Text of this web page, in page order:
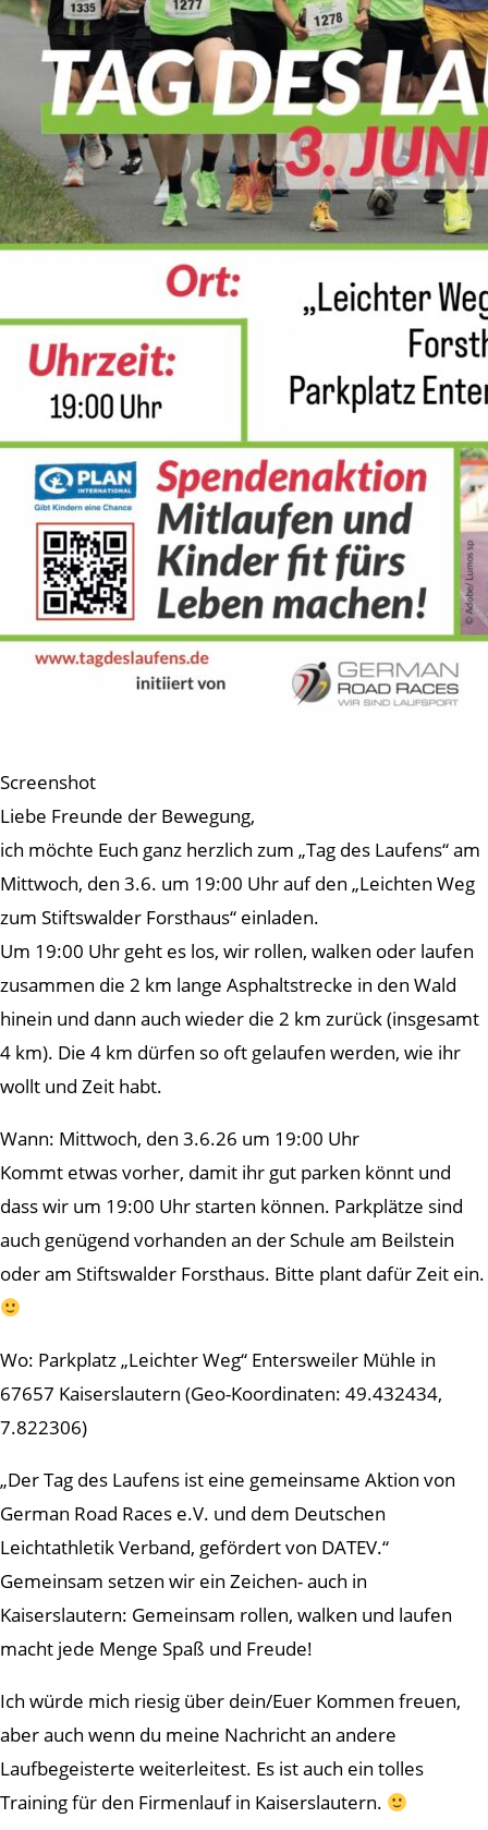
Screenshot
Liebe Freunde der Bewegung,
ich möchte Euch ganz herzlich zum „Tag des Laufens“ am
Mittwoch, den 3.6. um 19:00 Uhr auf den „Leichten Weg
zum Stiftswalder Forsthaus“ einladen.
Um 19:00 Uhr geht es los, wir rollen, walken oder laufen
zusammen die 2 km lange Asphaltstrecke in den Wald
hinein und dann auch wieder die 2 km zurück (insgesamt
4 km). Die 4 km dürfen so oft gelaufen werden, wie ihr
wollt und Zeit habt.
Wann: Mittwoch, den 3.6.26 um 19:00 Uhr
Kommt etwas vorher, damit ihr gut parken könnt und
dass wir um 19:00 Uhr starten können. Parkplätze sind
auch genügend vorhanden an der Schule am Beilstein
oder am Stiftswalder Forsthaus. Bitte plant dafür Zeit ein.
Wo: Parkplatz „Leichter Weg“ Entersweiler Mühle in
67657 Kaiserslautern (Geo-Koordinaten: 49.432434,
7.822306)
„Der Tag des Laufens ist eine gemeinsame Aktion von
German Road Races e.V. und dem Deutschen
Leichtathletik Verband, gefördert von DATEV.“
Gemeinsam setzen wir ein Zeichen- auch in
Kaiserslautern: Gemeinsam rollen, walken und laufen
macht jede Menge Spaß und Freude!
Ich würde mich riesig über dein/Euer Kommen freuen,
aber auch wenn du meine Nachricht an andere
Laufbegeisterte weiterleitest. Es ist auch ein tolles
Training für den Firmenlauf in Kaiserslautern.